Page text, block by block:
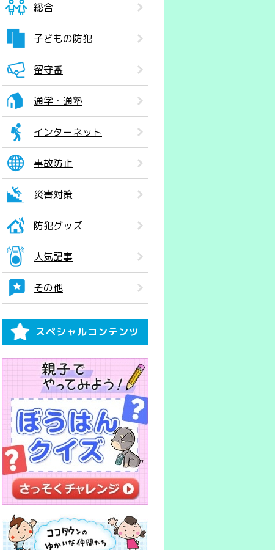
総合
子どもの防犯
留守番
通学・通塾
インターネット
事故防止
災害対策
防犯グッズ
人気記事
その他
スペシャルコンテンツ